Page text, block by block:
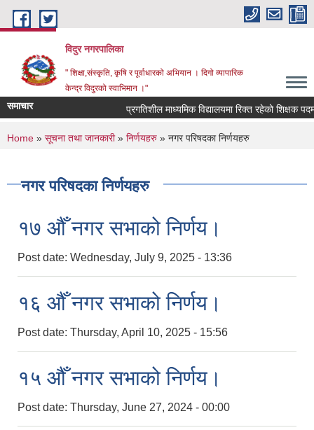
Skip to main content
विदुर नगरपालिका
" शिक्षा,संस्कृति, कृषि र पूर्वाधारको अभियान । दिगो व्यापारिक
केन्द्र विदुरको स्वाभिमान ।"
समाचार प्रगतिशील माध्यमिक विद्यालयमा रिक्त रहेको शिक्षक
You are here
Home » सूचना तथा जानकारी» निर्णयहरु » नगर परिषदका निर्णयहरु
नगर परिषदका निर्णयहरु
१७ औँ नगर सभाको निर्णय।
Post date: Wednesday, July 9, 2025 - 13:36
१६ औँ नगर सभाको निर्णय।
Post date: Thursday, April 10, 2025 - 15:56
१५ औँ नगर सभाको निर्णय।
Post date: Thursday, June 27, 2024 - 00:00